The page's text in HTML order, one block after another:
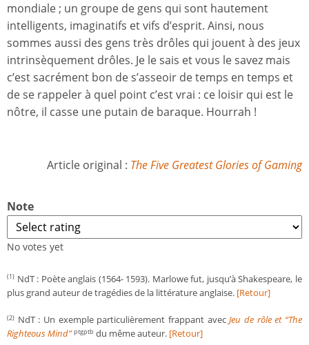
mondiale ; un groupe de gens qui sont hautement
intelligents, imaginatifs et vifs d’esprit. Ainsi, nous
sommes aussi des gens très drôles qui jouent à des jeux
intrinsèquement drôles. Je le sais et vous le savez mais
c’est sacrément bon de s’asseoir de temps en temps et
de se rappeler à quel point c’est vrai : ce loisir qui est le
nôtre, il casse une putain de baraque. Hourrah !
Article original : The Five Greatest Glories of Gaming
Note
No votes yet
(1) NdT : Poète anglais (1564- 1593). Marlowe fut, jusqu’à Shakespeare, le
plus grand auteur de tragédies de la littérature anglaise. [Retour]
(2) NdT : Un exemple particulièrement frappant avecJeu de rôle et “The
Righteous Mind” ptgptb du même auteur. [Retour]